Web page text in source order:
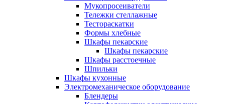
Мукопросеиватели
Тележки стеллажные
Тестораскатки
Формы хлебные
Шкафы пекарские
Шкафы пекарские
Шкафы расстоечные
Шпильки
Шкафы кухонные
Электромеханическое оборудование
Блендеры